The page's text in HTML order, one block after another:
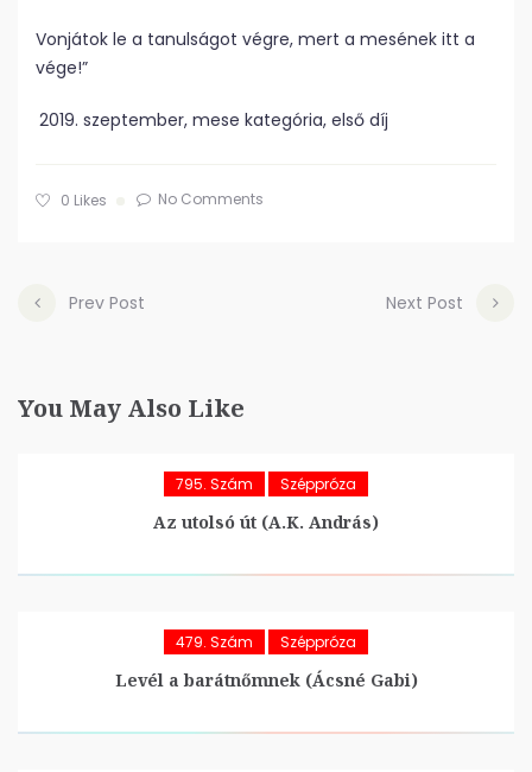
Vonjátok le a tanulságot végre, mert a mesének itt a
vége!”
szeptember, mese kategória, első díj
0 Likes No Comments
Prev Post Next Post
You May Also Like
795. Szám Széppróza
Az utolsó út (A.K. András)
479. Szám Széppróza
Levél a barátnőmnek (Ácsné Gabi)